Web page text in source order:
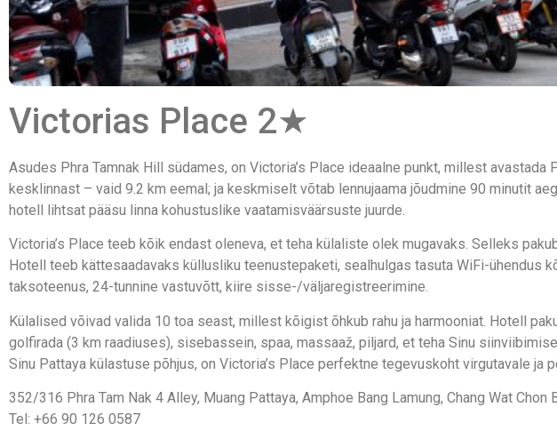
Victorias Place 2★
Asudes Phra Tamnak Hill südames, on Victoria’s Place ideaalne punkt, millest avastada
kesklinnast – vaid 9.2 km eemal; ja keskmiselt võtab lennujaama jõudmine 90 minutit
hotell lihtsat pääsu linna kohustuslike vaatamisväärsuste juurde.
Victoria’s Place teeb kõik endast oleneva, et teha külaliste olek mugavaks. Selleks
Hotell teeb kättesaadavaks küllusliku teenustepaketi, sealhulgas tasuta WiFi-ühendus
taksoteenus, 24-tunnine vastuvõtt, kiire sisse-/väljaregistreerimine.
Külalised võivad valida 10 toa seast, millest kõigist õhkub rahu ja harmooniat. Hotell
golfirada (3 km raadiuses), sisebassein, spaa, massaaž, piljard, et teha Sinu
Sinu Pattaya külastuse põhjus, on Victoria’s Place perfektne tegevuskoht virgutavale ja
352/316 Phra Tam Nak 4 Alley, Muang Pattaya, Amphoe Bang Lamung, Chang Wat Chon
Tel: +66 90 126 0587